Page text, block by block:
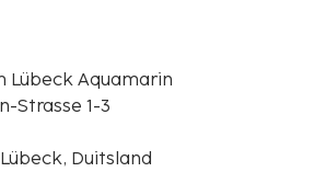
Lübeck Aquamarin
Strasse 1-3
Duitsland